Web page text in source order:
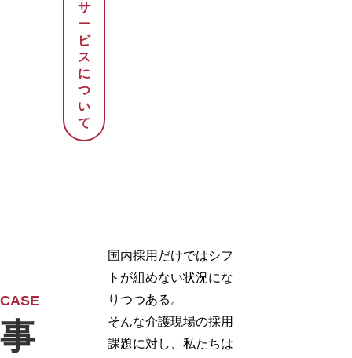
サ
ー
ビ
ス
に
つ
い
て
CASE
事
国内採用だけではシフ
トが組めない状況にな
りつつある。
そんな介護現場の採用
課題に対し、私たちは